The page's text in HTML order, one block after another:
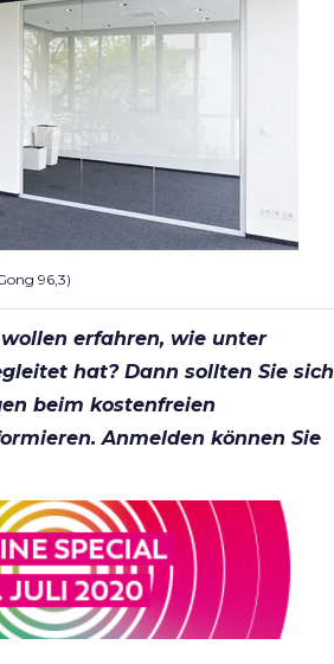
96,3)
erfahren, wie unter
hat? Dann sollten Sie sich
beim kostenfreien
Anmelden können Sie